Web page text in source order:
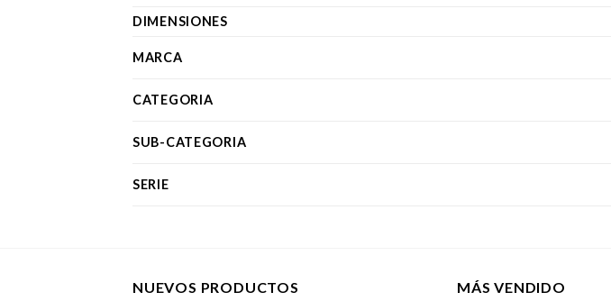
DIMENSIONES
MARCA
CATEGORIA
SUB-CATEGORIA
SERIE
NUEVOS PRODUCTOS MÁS VENDIDO